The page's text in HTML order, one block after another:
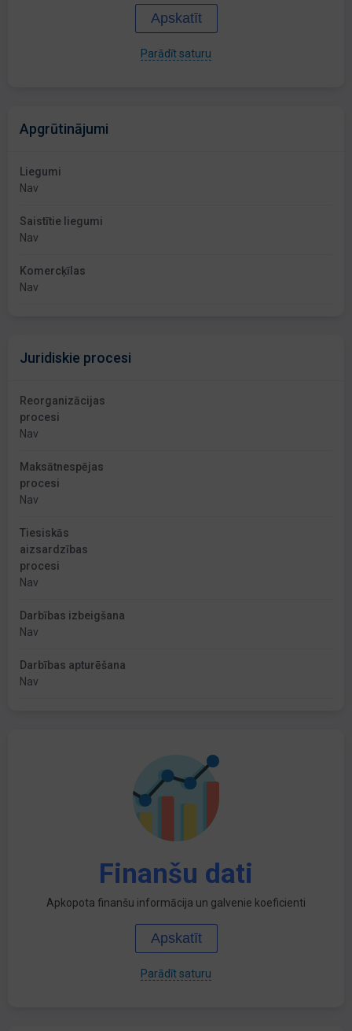
Apskatīt
Parādīt saturu
Apgrūtinājumi
Liegumi
Nav
Saistītie liegumi
Nav
Komercķīlas
Nav
Juridiskie procesi
Reorganizācijas
procesi
Nav
Maksātnespējas
procesi
Nav
Tiesiskās
aizsardzības
procesi
Nav
Darbības izbeigšana
Nav
Darbības apturēšana
Nav
Finanšu dati
Apkopota finanšu informācija un galvenie koeficienti
Apskatīt
Parādīt saturu